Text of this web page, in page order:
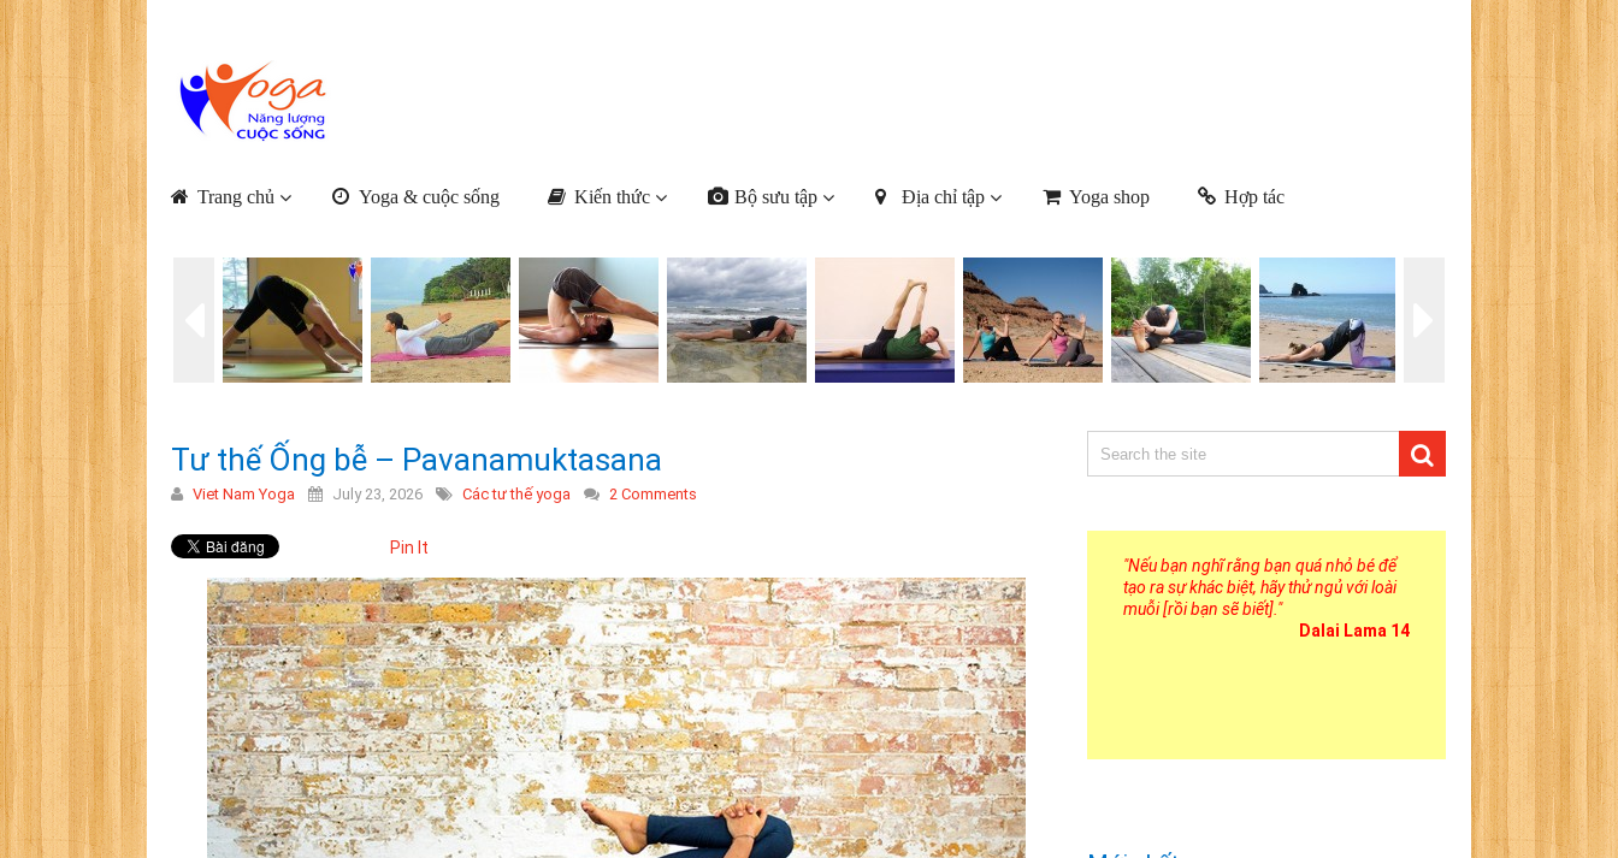
Trang chủ Yoga & cuộc sống Kiến thức Bộ sưu tập Địa chỉ tập Yoga shop Hợp tác
Tư thế Ống bễ – Pavanamuktasana
Viet Nam Yoga July 23, 2026 Các tư thế yoga 2 Comments
Pin It
"Nếu bạn nghĩ rằng bạn quá nhỏ bé để
tạo ra sự khác biệt, hãy thử ngủ với loài
muỗi [rồi bạn sẽ biết]. "
Dalai Lama 14